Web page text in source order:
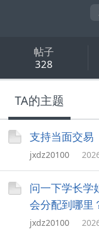
帖子
328
TA的主题
支持当面交易
jxdz20100
问一下学长学
会分配到哪里
jxdz20100